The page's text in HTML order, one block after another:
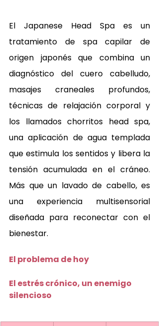
El Japanese Head Spa es un
tratamiento de spa capilar de
origen japonés que combina un
diagnóstico del cuero cabelludo,
masajes craneales profundos,
técnicas de relajación corporal y
los llamados chorritos head spa,
una aplicación de agua templada
que estimula los sentidos y libera la
tensión acumulada en el cráneo.
Más que un lavado de cabello, es
una experiencia multisensorial
diseñada para reconectar con el
bienestar.
El problema de hoy
El estrés crónico, un enemigo
silencioso